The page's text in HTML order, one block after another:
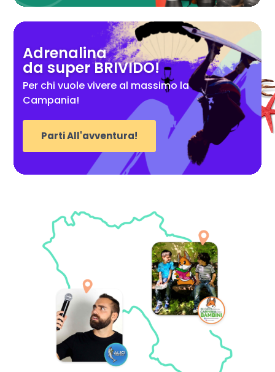
Adrenalina
da super BRIVIDO!
Per chi vuole vivere al massimo la
Campania!
Parti All'avventura!